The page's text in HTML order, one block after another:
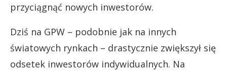
przyciągnąć nowych inwestorów.
Dziś na GPW – podobnie jak na innych
światowych rynkach – drastycznie zwiększył się
odsetek inwestorów indywidualnych. Na